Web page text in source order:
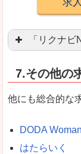
「リクナ
良いところ
7.その他の
他にも総合的な
DODA
はたらいく